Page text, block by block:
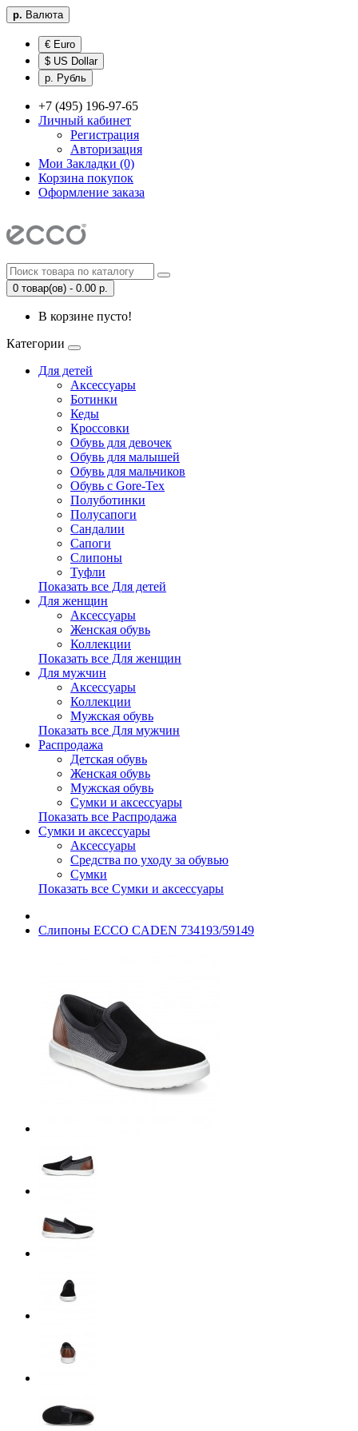
р. Валюта
€ Euro
$ US Dollar
р. Рубль
+7 (495) 196-97-65
Личный кабинет
Регистрация
Авторизация
Мои Закладки (0)
Корзина покупок
Оформление заказа
0 товар(ов) - 0.00 р.
В корзине пусто!
Категории
Для детей
Аксессуары
Ботинки
Кеды
Кроссовки
Обувь для девочек
Обувь для малышей
Обувь для мальчиков
Обувь с Gore-Tex
Полуботинки
Полусапоги
Сандалии
Сапоги
Слипоны
Туфли
Показать все Для детей
Для женщин
Аксессуары
Женская обувь
Коллекции
Показать все Для женщин
Для мужчин
Аксессуары
Коллекции
Мужская обувь
Показать все Для мужчин
Распродажа
Детская обувь
Женская обувь
Мужская обувь
Сумки и аксессуары
Показать все Распродажа
Сумки и аксессуары
Аксессуары
Средства по уходу за обувью
Сумки
Показать все Сумки и аксессуары
Слипоны ECCO CADEN 734193/59149